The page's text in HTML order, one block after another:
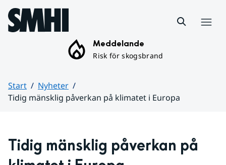
Hoppa till sidans innehåll
Meddelande
Risk för skogsbrand
Start
Nyheter
Tidig mänsklig påverkan på klimatet i Europa
Tidig mänsklig påverkan på